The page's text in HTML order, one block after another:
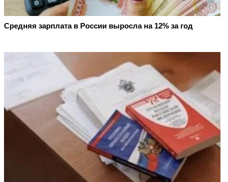
Средняя зарплата в России выросла на 12% за год